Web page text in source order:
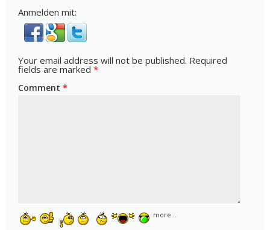
Anmelden mit:
Your email address will not be published. Required
fields are marked *
Comment *
more...